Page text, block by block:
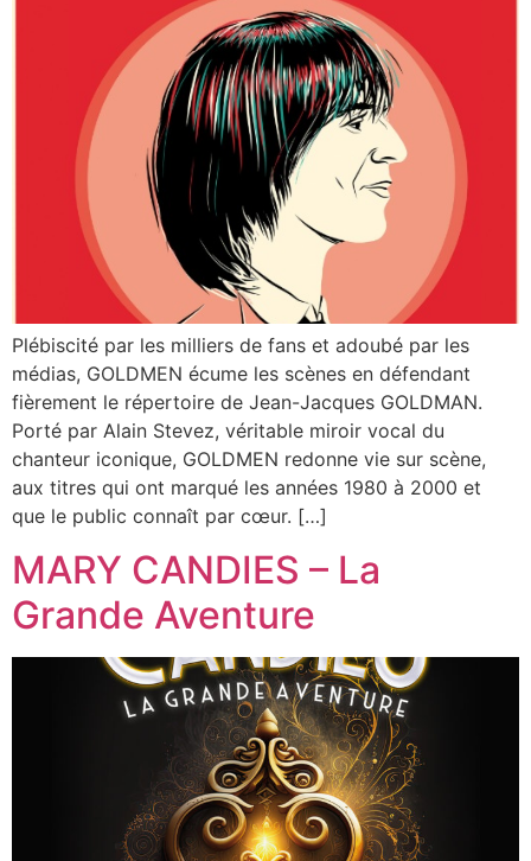
Plébiscité par les milliers de fans et adoubé par les
médias, GOLDMEN écume les scènes en défendant
fièrement le répertoire de Jean-Jacques GOLDMAN.
Porté par Alain Stevez, véritable miroir vocal du
chanteur iconique, GOLDMEN redonne vie sur scène,
aux titres qui ont marqué les années 1980 à 2000 et
que le public connaît par cœur. […]
MARY CANDIES – La
Grande Aventure